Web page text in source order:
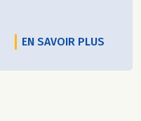
EN SAVOIR PLUS